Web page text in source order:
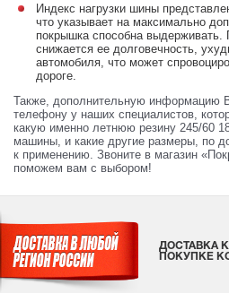
Индекс нагрузки шины
что указывает на максимально
покрышка способна выдерживать.
снижается ее долговечность,
автомобиля, что может
дороге.
Также, дополнительную информацию
телефону у наших специалистов,
какую именно летнюю резину 245/60
машины, и какие другие размеры, по
к применению. Звоните в магазин
поможем вам с выбором!
ДОСТАВКА
ПОКУПКЕ